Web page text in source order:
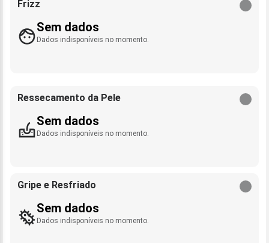
Frizz
Sem dados
Dados indisponíveis no momento.
Ressecamento da Pele
Sem dados
Dados indisponíveis no momento.
Gripe e Resfriado
Sem dados
Dados indisponíveis no momento.